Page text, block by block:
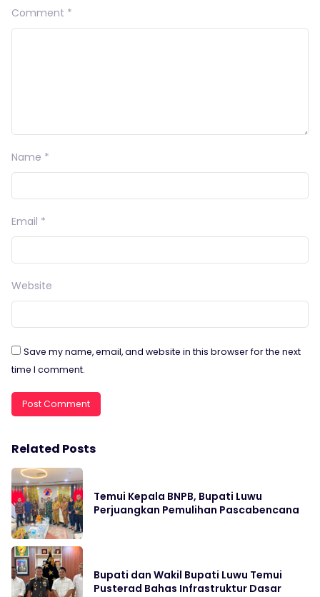
Comment *
Name *
Email *
Website
Save my name, email, and website in this browser for the next
time I comment.
Related Posts
Temui Kepala BNPB, Bupati Luwu
Perjuangkan Pemulihan Pascabencana
Bupati dan Wakil Bupati Luwu Temui
Pusterad Bahas Infrastruktur Dasar